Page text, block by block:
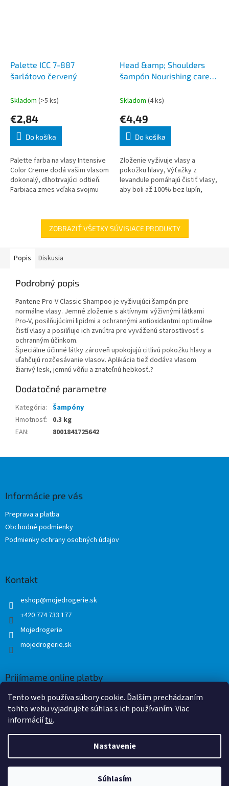
Tento web používa súbory cookie. Ďalším prechádzaním
tohto webu vyjadrujete súhlas s ich používaním. Viac
informáciítu.
Nastavenie
Súhlasím
Palette ICC 7-887
šarlátovo červený
Skladom (>5 ks)
€2,84
Do košíka
Palette farba na vlasy Intensive
Color Creme dodá vašim vlasom
dokonalý, dlhotrvajúci odtieň.
Farbiaca zmes vďaka svojmu
Head &amp; Shoulders
šampón Nourishing care
Skladom (4 ks)
€4,49
Do košíka
Zloženie vyživuje vlasy a
pokožku hlavy, Výťažky z
levandule pomáhajú čistiť vlasy,
aby boli až 100% bez lupín,
použitie, Pre
ZOBRAZIŤ VŠETKY SÚVISIACE PRODUKTY
Popis Diskusia
Podrobný popis
Pantene Pro-V Classic Shampoo je vyživujúci šampón pre
normálne vlasy. Jemné zloženie s aktívnymi výživnými látkami
Pro-V, posilňujúcimi lipidmi a ochrannými antioxidantmi optimálne
čistí vlasy a posilňuje ich zvnútra pre vyváženú starostlivosť s
ochranným účinkom.
Špeciálne účinné látky zároveň upokojujú citlivú pokožku hlavy a
uľahčujú rozčesávanie vlasov. Aplikácia tiež dodáva vlasom
žiarivý lesk, jemnú vôňu a znateľnú hebkosť.?
Dodatočné parametre
Kategória: Šampóny
Hmotnosť: 0.3 kg
EAN: 8001841725642
Informácie pre vás
Preprava a platba
Obchodné podmienky
Podmienky ochrany osobných údajov
Kontakt
eshop@mojedrogerie.sk
+420 774 733 177
Mojedrogerie
mojedrogerie.sk
Prijímame online platby
Vytvoril Shoptet
Mojedrogerie.sk. Všetky práva vyhradené.